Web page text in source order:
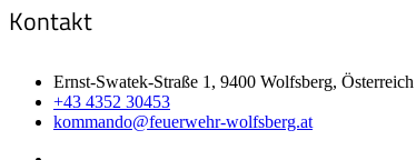
Kontakt
Ernst-Swatek-Straße 1, 9400 Wolfsberg, Österreich
+43 4352 30453
kommando@feuerwehr-wolfsberg.at